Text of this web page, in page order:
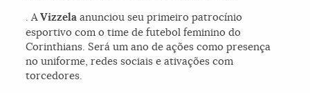
. AVizzela anunciou seu primeiro patrocínio
esportivo com o time de futebol feminino do
Corinthians. Será um ano de ações como presença
no uniforme, redes sociais e ativações com
torcedores.